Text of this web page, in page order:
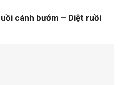
cánh bướm – Diệt ruồi